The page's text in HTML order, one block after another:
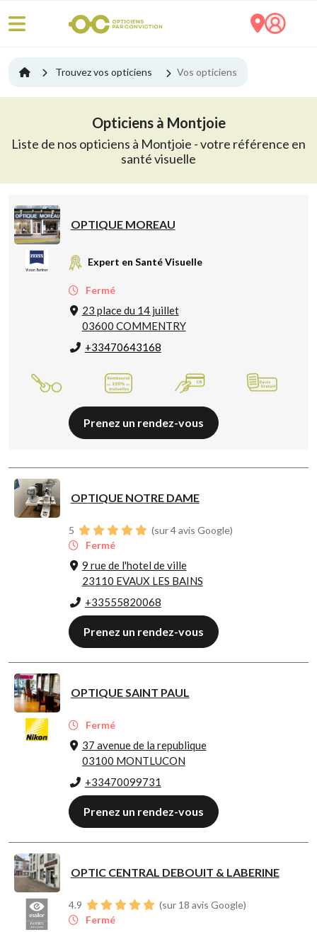
Trouvez vos opticiens Vos opticiens
Opticiens à Montjoie
Liste de nos opticiens à Montjoie - votre référence en
santé visuelle
OPTIQUE MOREAU
Expert en Santé Visuelle
Fermé
23 place du 14 juillet
03600 COMMENTRY
+33470643168
Prenez un rendez-vous
OPTIQUE NOTRE DAME
5
(sur 4 avis Google)
Fermé
9 rue de l'hotel de ville
23110 EVAUX LES BAINS
+33555820068
Prenez un rendez-vous
OPTIQUE SAINT PAUL
Fermé
37 avenue de la republique
03100 MONTLUCON
+33470099731
Prenez un rendez-vous
OPTIC CENTRAL DEBOUIT & LABERINE
4.9
(sur 18 avis Google)
Fermé